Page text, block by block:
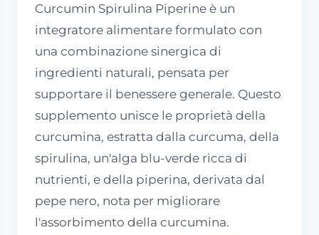
Curcumin Spirulina Piperine è un
integratore alimentare formulato con
una combinazione sinergica di
ingredienti naturali, pensata per
supportare il benessere generale. Questo
supplemento unisce le proprietà della
curcumina, estratta dalla curcuma, della
spirulina, un'alga blu-verde ricca di
nutrienti, e della piperina, derivata dal
pepe nero, nota per migliorare
l'assorbimento della curcumina.